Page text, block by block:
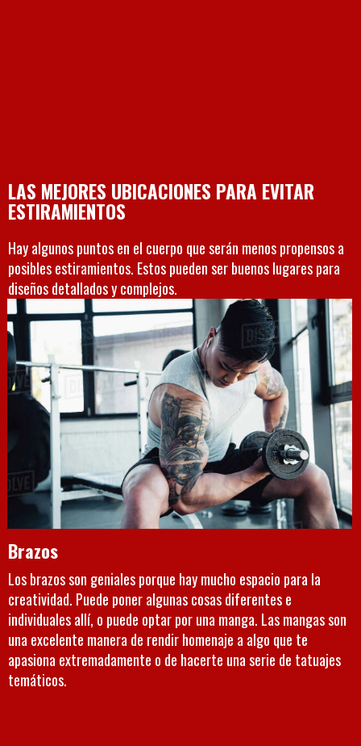
LAS MEJORES UBICACIONES PARA EVITAR
ESTIRAMIENTOS
Hay algunos puntos en el cuerpo que serán menos propensos a
posibles estiramientos. Estos pueden ser buenos lugares para
diseños detallados y complejos.
Brazos
Los brazos son geniales porque hay mucho espacio para la
creatividad. Puede poner algunas cosas diferentes e
individuales allí, o puede optar por una manga. Las mangas son
una excelente manera de rendir homenaje a algo que te
apasiona extremadamente o de hacerte una serie de tatuajes
temáticos.